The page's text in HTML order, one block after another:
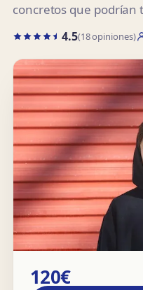
concretos que podrían
4.5(18 opiniones)
120€